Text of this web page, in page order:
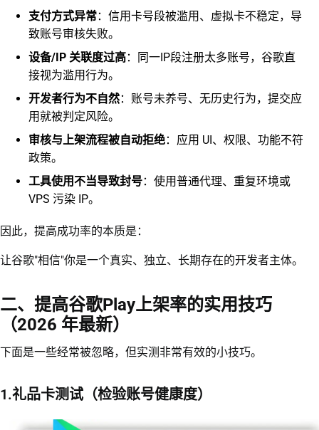
支付方式异常：信用卡号段被滥用、虚拟卡不稳定，导
致账号审核失败。
设备/IP 关联度过高：同一IP段注册太多账号，谷歌直
接视为滥用行为。
开发者行为不自然：账号未养号、无历史行为，提交应
用就被判定风险。
审核与上架流程被自动拒绝：应用 UI、权限、功能不符
政策。
工具使用不当导致封号：使用普通代理、重复环境或
VPS 污染 IP。
因此，提高成功率的本质是：
让谷歌"相信"你是一个真实、独立、长期存在的开发者主体。
二、提高谷歌Play上架率的实用技巧
（2026 年最新）
下面是一些经常被忽略，但实测非常有效的小技巧。
1.礼品卡测试（检验账号健康度）